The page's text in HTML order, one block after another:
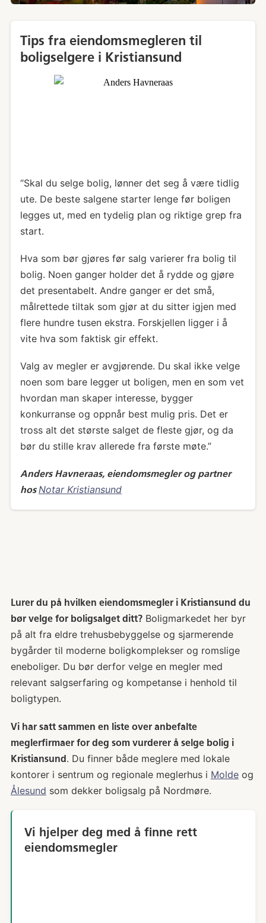
Tips fra eiendomsmegleren til
boligselgere i Kristiansund
“Skal du selge bolig, lønner det seg å være tidlig
ute. De beste salgene starter lenge før boligen
legges ut, med en tydelig plan og riktige grep fra
start.
Hva som bør gjøres før salg varierer fra bolig til
bolig. Noen ganger holder det å rydde og gjøre
det presentabelt. Andre ganger er det små,
målrettede tiltak som gjør at du sitter igjen med
flere hundre tusen ekstra. Forskjellen ligger i å
vite hva som faktisk gir effekt.
Valg av megler er avgjørende. Du skal ikke velge
noen som bare legger ut boligen, men en som vet
hvordan man skaper interesse, bygger
konkurranse og oppnår best mulig pris. Det er
tross alt det største salget de fleste gjør, og da
bør du stille krav allerede fra første møte.”
Anders Havneraas, eiendomsmegler og partner
hosNotar Kristiansund
Lurer du på hvilken eiendomsmegler i Kristiansund du
bør velge for boligsalget ditt?Boligmarkedet her byr
på alt fra eldre trehusbebyggelse og sjarmerende
bygårder til moderne boligkomplekser og romslige
eneboliger. Du bør derfor velge en megler med
relevant salgserfaring og kompetanse i henhold til
boligtypen.
Vi har satt sammen en liste over anbefalte
meglerfirmaer for deg som vurderer å selge bolig i
Kristiansund. Du finner både meglere med lokale
kontorer i sentrum og regionale meglerhus i Moldeog
Ålesund som dekker boligsalg på Nordmøre.
Vi hjelper deg med å finne rett
eiendomsmegler